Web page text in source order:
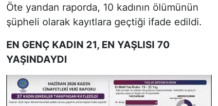
Öte yandan raporda, 10 kadının ölümünün
şüpheli olarak kayıtlara geçtiği ifade edildi.
EN GENÇ KADIN 21, EN YAŞLISI 70
YAŞINDAYDI